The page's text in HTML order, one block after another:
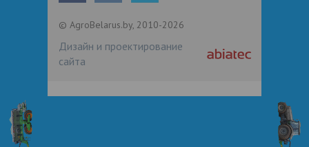
© AgroBelarus.by, 2010-2026
Дизайн и проектирование
сайта